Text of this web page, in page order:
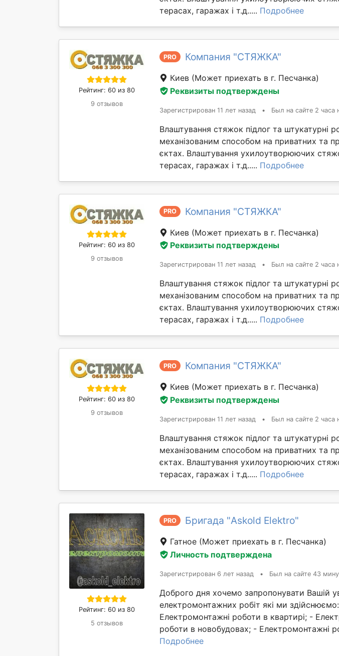
терасах, гаражах і т.д..... Подробнее
Рейтинг: 60 из 80
9 отзывов
PRO Компания "СТЯЖКА"
Киев (Может приехать в г. Песчанка)
Реквизиты подтверждены
Зарегистрирован 11 лет назад • Был на сайте 2 часа
Влаштування стяжок підлог та штукатурні
механізованим способом на приватних та
єктах. Влаштування ухилоутворюючих
терасах, гаражах і т.д..... Подробнее
Рейтинг: 60 из 80
9 отзывов
PRO Компания "СТЯЖКА"
Киев (Может приехать в г. Песчанка)
Реквизиты подтверждены
Зарегистрирован 11 лет назад • Был на сайте 2 часа
Влаштування стяжок підлог та штукатурні
механізованим способом на приватних та
єктах. Влаштування ухилоутворюючих
терасах, гаражах і т.д..... Подробнее
Рейтинг: 60 из 80
9 отзывов
PRO Компания "СТЯЖКА"
Киев (Может приехать в г. Песчанка)
Реквизиты подтверждены
Зарегистрирован 11 лет назад • Был на сайте 2 часа
Влаштування стяжок підлог та штукатурні
механізованим способом на приватних та
єктах. Влаштування ухилоутворюючих
терасах, гаражах і т.д..... Подробнее
Рейтинг: 60 из 80
5 отзывов
PRO Бригада "Askold Elektro"
Гатное (Может приехать в г. Песчанка)
Личность подтверждена
Зарегистрирован 6 лет назад • Был на сайте 43
Доброго дня хочемо запропонувати Вашій
електромонтажних робіт які ми
Електромонтажні роботи в квартирі; -
роботи в новобудовах; - Електромонтажні
Подробнее